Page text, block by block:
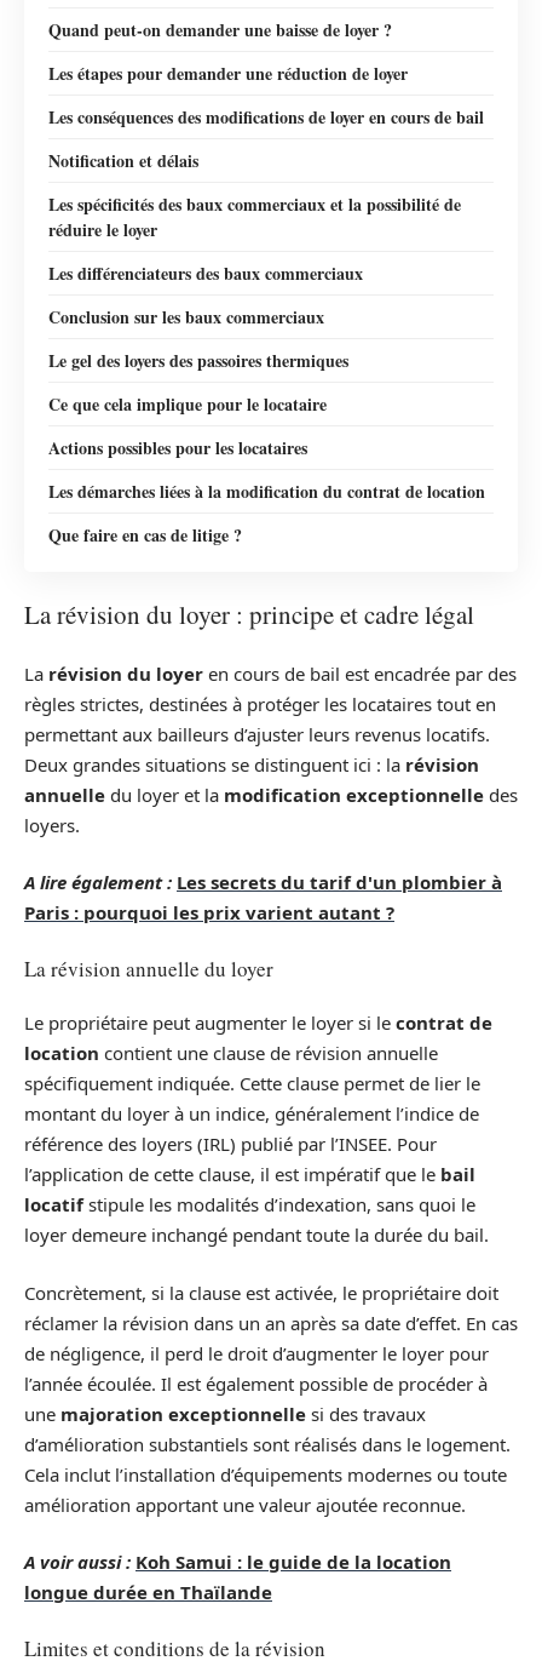
Quand peut-on demander une baisse de loyer ?
Les étapes pour demander une réduction de loyer
Les conséquences des modifications de loyer en cours de bail
Notification et délais
Les spécificités des baux commerciaux et la possibilité de
réduire le loyer
Les différenciateurs des baux commerciaux
Conclusion sur les baux commerciaux
Le gel des loyers des passoires thermiques
Ce que cela implique pour le locataire
Actions possibles pour les locataires
Les démarches liées à la modification du contrat de location
Que faire en cas de litige ?
La révision du loyer : principe et cadre légal
La révision du loyer en cours de bail est encadrée par des
règles strictes, destinées à protéger les locataires tout en
permettant aux bailleurs d’ajuster leurs revenus locatifs.
Deux grandes situations se distinguent ici : la révision
annuelle du loyer et la modification exceptionnelle des
loyers.
A lire également : Les secrets du tarif d'un plombier à
Paris : pourquoi les prix varient autant ?
La révision annuelle du loyer
Le propriétaire peut augmenter le loyer si le contrat de
location contient une clause de révision annuelle
spécifiquement indiquée. Cette clause permet de lier le
montant du loyer à un indice, généralement l’indice de
référence des loyers (IRL) publié par l’INSEE. Pour
l’application de cette clause, il est impératif que le bail
locatifstipule les modalités d’indexation, sans quoi le
loyer demeure inchangé pendant toute la durée du bail.
Concrètement, si la clause est activée, le propriétaire doit
réclamer la révision dans un an après sa date d’effet. En cas
de négligence, il perd le droit d’augmenter le loyer pour
l’année écoulée. Il est également possible de procéder à
une majoration exceptionnelle si des travaux
d’amélioration substantiels sont réalisés dans le logement.
Cela inclut l’installation d’équipements modernes ou toute
amélioration apportant une valeur ajoutée reconnue.
A voir aussi : Koh Samui : le guide de la location
longue durée en Thaïlande
Limites et conditions de la révision